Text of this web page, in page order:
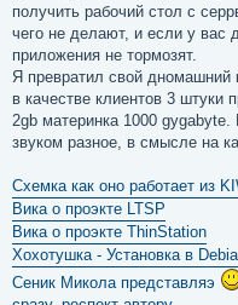
получить рабочий стол с
чего не делают, и если у вас
приложения не тормозят.
Я превратил свой дномашний
в качестве клиентов 3 штуки
2gb материнка 1000
звуком разное, в смысле на
Схемка как оно работает из
Вика о проэкте LTSP
Вика о проэкте ThinStation
Хохoтушка - Установка в
Сеник Микола представляэ